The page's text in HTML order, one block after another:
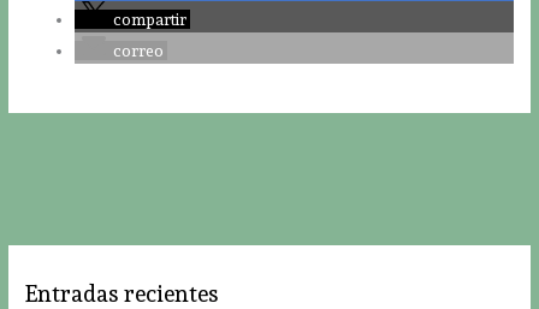
compartir
correo
Entradas recientes